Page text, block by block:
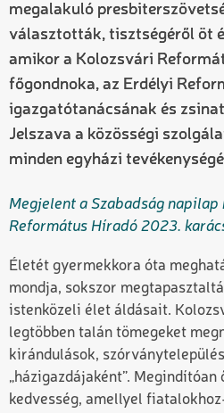
megalakuló
választották, tisztségéről öt
amikor a Kolozsvári
főgondnoka, az Erdélyi
igazgatótanácsának és
Jelszava a közösségi
minden egyházi
Megjelent a Szabadság
Református Híradó 2023.
Életét gyermekkora óta
mondja, sokszor
istenközeli élet áldásait.
legtöbben talán tömegeket
kirándulások,
„házigazdájaként”. Megindítóan
kedvesség, amellyel